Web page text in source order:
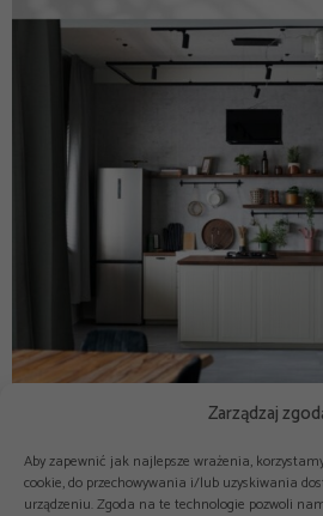
Zarządzaj
Aby zapewnić jak najlepsze wrażenia,
cookie, do przechowywania i/lub uzyskiwania
urządzeniu. Zgoda na te technologie pozwoli